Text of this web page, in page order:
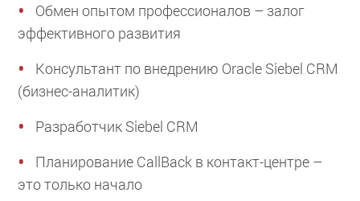
Обмен опытом профессионалов – залог
эффективного развития
Консультант по внедрению Oracle Siebel CRM
(бизнес-аналитик)
Разработчик Siebel CRM
Планирование CallBack в контакт-центре –
это только начало